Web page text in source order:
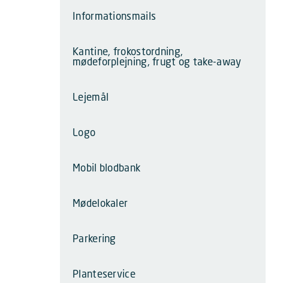
Informationsmails
Kantine, frokostordning,
mødeforplejning, frugt og take-away
Lejemål
Logo
Mobil blodbank
Mødelokaler
Parkering
Planteservice